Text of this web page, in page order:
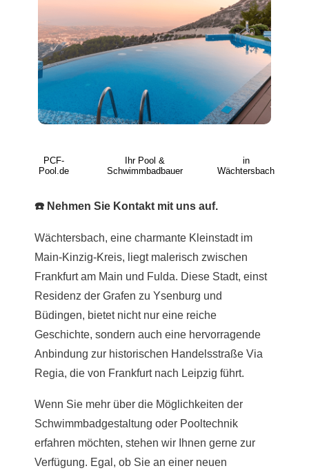
PCF-
Pool.de
Ihr Pool &
Schwimmbadbauer
in
Wächtersbach
☎️ Nehmen Sie Kontakt mit uns auf.
Wächtersbach, eine charmante Kleinstadt im
Main-Kinzig-Kreis, liegt malerisch zwischen
Frankfurt am Main und Fulda. Diese Stadt, einst
Residenz der Grafen zu Ysenburg und
Büdingen, bietet nicht nur eine reiche
Geschichte, sondern auch eine hervorragende
Anbindung zur historischen Handelsstraße Via
Regia, die von Frankfurt nach Leipzig führt.
Wenn Sie mehr über die Möglichkeiten der
Schwimmbadgestaltung oder Pooltechnik
erfahren möchten, stehen wir Ihnen gerne zur
Verfügung. Egal, ob Sie an einer neuen